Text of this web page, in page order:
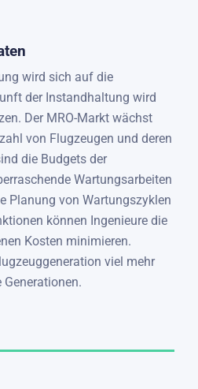
wird sich auf die
der Instandhaltung wird
Der MRO-Markt wächst
von Flugzeugen und deren
die Budgets der
Wartungsarbeiten
Planung von Wartungszyklen
können Ingenieure die
Kosten minimieren.
viel mehr
Generationen.